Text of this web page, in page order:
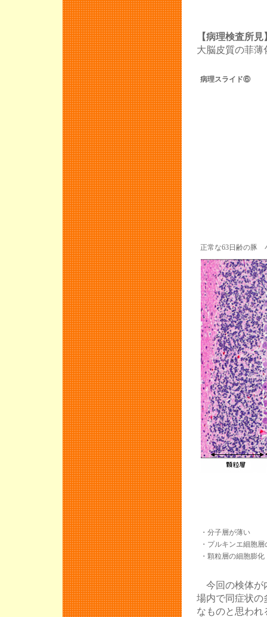
【病理検査所見
大脳皮質の菲薄
病理スライド⑥
正常な63日齢の豚
・分子層が薄い
・プルキンエ細胞
・顆粒層の細胞膨化
今回の検体が
場内で同症状の
なものと思われ